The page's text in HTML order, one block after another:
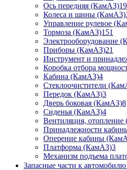
Ось передняя (КамАЗ)19
Колеса и шины (КамАЗ)
Управление рулевое
Тормоза (КамАЗ)151
Электрооборудование
Приборы (КамАЗ)21
Инструмент и
Коробка отбора
Кабина (КамАЗ)4
Стеклоочистители
Передок (КамАЗ)3
Дверь боковая (КамАЗ)8
Сиденья (КамАЗ)4
Вентиляция,
Принадлежности
Оперение кабины
Платформа (КамАЗ)3
Механизм подъема
Запасные части к